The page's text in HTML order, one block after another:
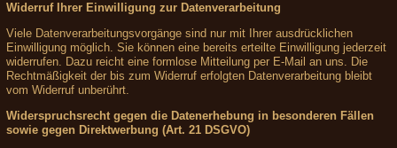
Widerruf Ihrer Einwilligung zur Datenverarbeitung
Viele Datenverarbeitungsvorgänge sind nur mit Ihrer ausdrücklichen
Einwilligung möglich. Sie können eine bereits erteilte Einwilligung jederzeit
widerrufen. Dazu reicht eine formlose Mitteilung per E-Mail an uns. Die
Rechtmäßigkeit der bis zum Widerruf erfolgten Datenverarbeitung bleibt
vom Widerruf unberührt.
Widerspruchsrecht gegen die Datenerhebung in besonderen Fällen
sowie gegen Direktwerbung (Art. 21 DSGVO)